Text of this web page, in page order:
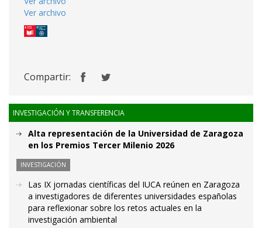
Ver archivo
Compartir:
INVESTIGACIÓN Y TRANSFERENCIA
Alta representación de la Universidad de Zaragoza
en los Premios Tercer Milenio 2026
INVESTIGACIÓN
Las IX jornadas científicas del IUCA reúnen en Zaragoza
a investigadores de diferentes universidades españolas
para reflexionar sobre los retos actuales en la
investigación ambiental